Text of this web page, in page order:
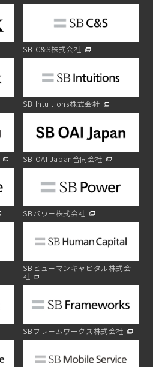
SB C&S株式会社
SB Intuitions株式会社
SB OAI Japan合同会社
SBパワー株式会社
SBヒューマンキャピタル株式会
社
SBフレームワークス株式会社